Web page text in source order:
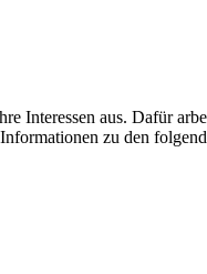
Interessen aus. Dafür
zu den